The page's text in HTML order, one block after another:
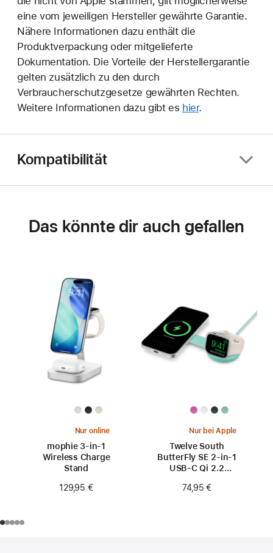
eine vom jeweiligen Hersteller gewährte Garantie.
Nähere Informationen dazu enthält die
Produktverpackung oder mitgelieferte
Dokumentation. Die Vorteile der Herstellergarantie
gelten zusätzlich zu den durch
Verbraucherschutzgesetze gewährten Rechten.
Weitere Informationen dazu gibt es hier.
Kompatibilität
Das könnte dir auch gefallen
Nur online
mophie 3-in-1
Wireless Charge
Stand
129,95 €
Nur bei Apple
Twelve South
ButterFly SE 2-in-1
USB-C Qi 2.2
74,95 €